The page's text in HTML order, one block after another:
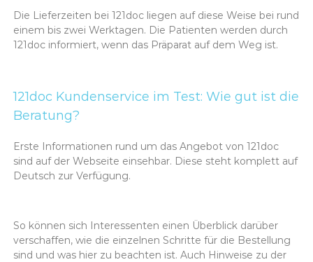
Die Lieferzeiten bei 121doc liegen auf diese Weise bei rund
einem bis zwei Werktagen. Die Patienten werden durch
121doc informiert, wenn das Präparat auf dem Weg ist.
121doc Kundenservice im Test: Wie gut ist die
Beratung?
Erste Informationen rund um das Angebot von 121doc
sind auf der Webseite einsehbar. Diese steht komplett auf
Deutsch zur Verfügung.
So können sich Interessenten einen Überblick darüber
verschaffen, wie die einzelnen Schritte für die Bestellung
sind und was hier zu beachten ist. Auch Hinweise zu der